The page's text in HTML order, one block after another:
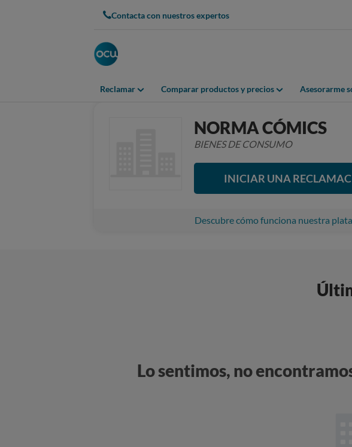
Contacta con nuestros expertos
Reclamar Comparar productos y precios Asesorarme
NORMA CÓMICS
BIENES DE CONSUMO
INICIAR UNA
Descubre cómo funciona nuestra
Lo sentimos, no